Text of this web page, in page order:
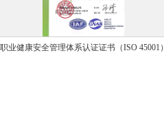
职业健康安全管理体系认证证书（ISO 45001）